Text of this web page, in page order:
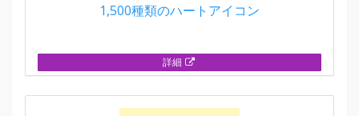
1,500種類のハートアイコン
詳細